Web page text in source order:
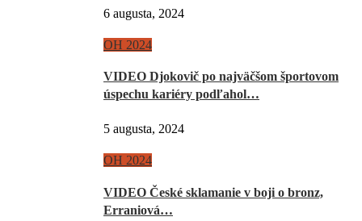
6 augusta, 2024
OH 2024
VIDEO Djokovič po najväčšom športovom
úspechu kariéry podľahol…
5 augusta, 2024
OH 2024
VIDEO České sklamanie v boji o bronz,
Erraniová…